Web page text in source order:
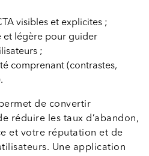
visibles et explicites ;
et légère pour guider
;
comprenant (contrastes,
de convertir
réduire les taux d’abandon,
et votre réputation et de
Une application